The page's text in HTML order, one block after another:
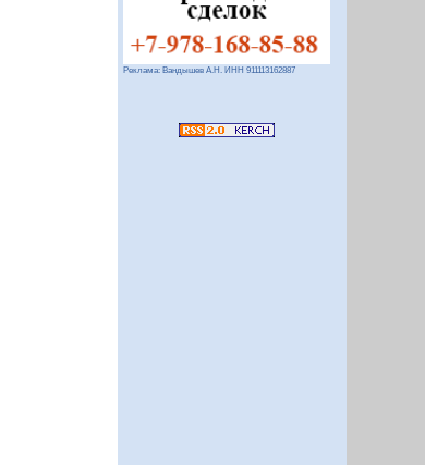
Реклама: Вандышев А.Н. ИНН 911113162887